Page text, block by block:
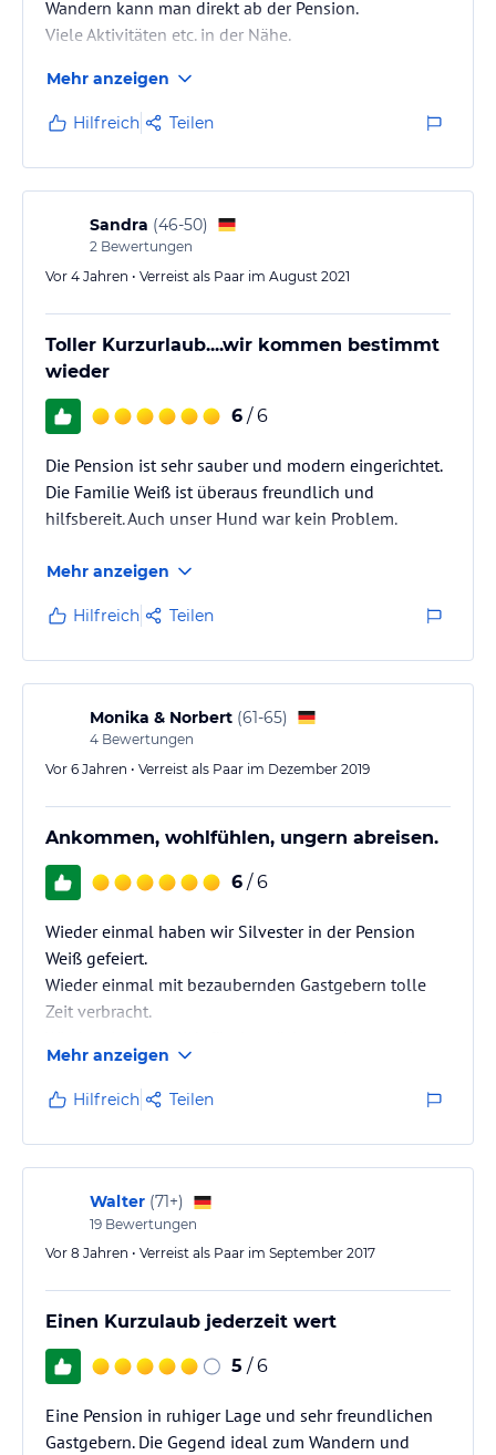
Reiten und Radfahren. Erkunden Sie die malerische Landschaft
und genießen Sie die frische Luft. Kostenlose Privatparkplätze
Umgebung erkunden können.
Hinweis: Verfasst von HolidayCheck mit Hilfe von KI. Alle
Wandern kann man direkt ab der Pension.
Viele Aktivitäten etc. in der Nähe.
Mehr anzeigen
Hilfreich Teilen
Sandra (46-50)
2 Bewertungen
Vor 4 Jahren • Verreist als Paar im August 2021
Toller Kurzurlaub....wir kommen bestimmt
wieder
6 / 6
Die Pension ist sehr sauber und modern eingerichtet.
Die Familie Weiß ist überaus freundlich und
hilfsbereit. Auch unser Hund war kein Problem.
Mehr anzeigen
Hilfreich Teilen
Monika & Norbert (61-65)
4 Bewertungen
Vor 6 Jahren • Verreist als Paar im Dezember 2019
Ankommen, wohlfühlen, ungern abreisen.
6 / 6
Wieder einmal haben wir Silvester in der Pension
Weiß gefeiert.
Wieder einmal mit bezaubernden Gastgebern tolle
Zeit verbracht.
Und wieder einmal als Freunde das gastliche Haus
verlassen.
Mehr anzeigen
Hilfreich Teilen
Walter (71+)
19 Bewertungen
Vor 8 Jahren • Verreist als Paar im September 2017
Einen Kurzulaub jederzeit wert
5 / 6
Eine Pension in ruhiger Lage und sehr freundlichen
Gastgebern. Die Gegend ideal zum Wandern und